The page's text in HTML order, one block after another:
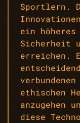
Sportlern.
ein
Sicherheit
erreichen.
ethischen
anzugehen
diese